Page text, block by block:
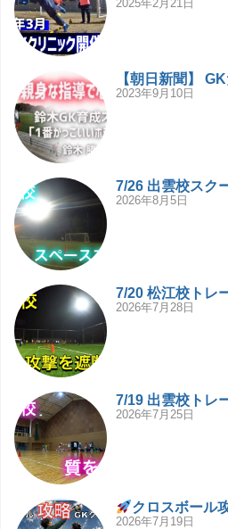
2025年2月21日
【朝日新聞】
2023年9月10日
7/26 出雲校スク
2026年8月5日
7/20 松江校トレ
2026年7月28日
7/19 出雲校トレ
2026年7月25日
クロスボール
2026年7月19日